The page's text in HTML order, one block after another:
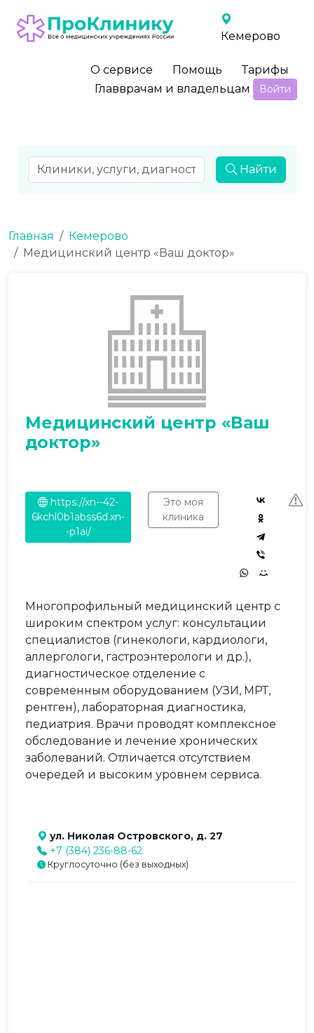
Кемерово
О сервисе Помощь
Тарифы
Главврачам и владельцам
Войти
Найти
Главная
Кемерово
Медицинский центр «Ваш доктор»
Медицинский центр «Ваш
доктор»
https://xn--42-
6kchl0b1abss6d.xn-
-p1ai/
Это моя
клиника
Многопрофильный медицинский центр с
широким спектром услуг: консультации
специалистов (гинекологи, кардиологи,
аллергологи, гастроэнтерологи и др.),
диагностическое отделение с
современным оборудованием (УЗИ, МРТ,
рентген), лабораторная диагностика,
педиатрия. Врачи проводят комплексное
обследование и лечение хронических
заболеваний. Отличается отсутствием
очередей и высоким уровнем сервиса.
ул. Николая Островского, д. 27
+7 (384) 236-88-62
Круглосуточно (без выходных)